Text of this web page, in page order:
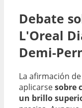
Debate
L'Oreal
Demi-
La afirmación
aplicarsesobre
un brillo